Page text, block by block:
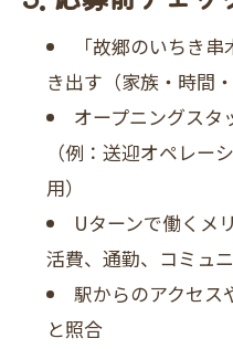
「故郷のいちき
き出す（家族・時間・
オープニングスタ
（例：送迎オペレー
用）
Uターンで働くメ
活費、通勤、コミュニ
駅からのアクセス
と照合